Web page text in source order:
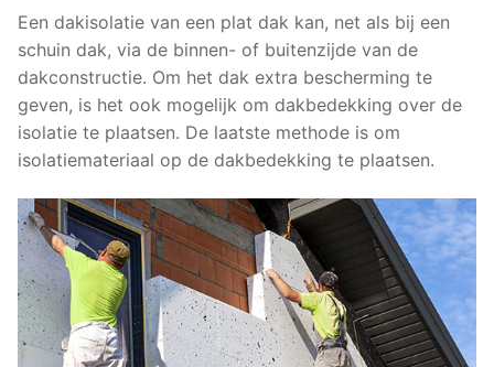
Een dakisolatie van een plat dak kan, net als bij een
schuin dak, via de binnen- of buitenzijde van de
dakconstructie. Om het dak extra bescherming te
geven, is het ook mogelijk om dakbedekking over de
isolatie te plaatsen. De laatste methode is om
isolatiemateriaal op de dakbedekking te plaatsen.